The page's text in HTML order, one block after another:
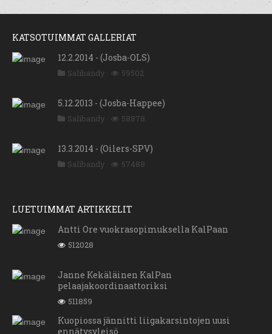
KATSOTUIMMAT GALLERIAT
12.2.2014 - (Josba-OLS)
Salibandy 59502
5.12.2013 - (Josba-Happee)
Salibandy 58878
13.3.2014 - (Oilers-SPV)
Salibandy 57488
LUETUIMMAT ARTIKKELIT
Antti Ore vuokrasopimuksella KalPaan
512028
Janne Kekäläinen KalPan
pelaajakoordinaattoriksi
511859
Kuopiossa jännitti liigakarsintojen uusi
ennätysyleisö